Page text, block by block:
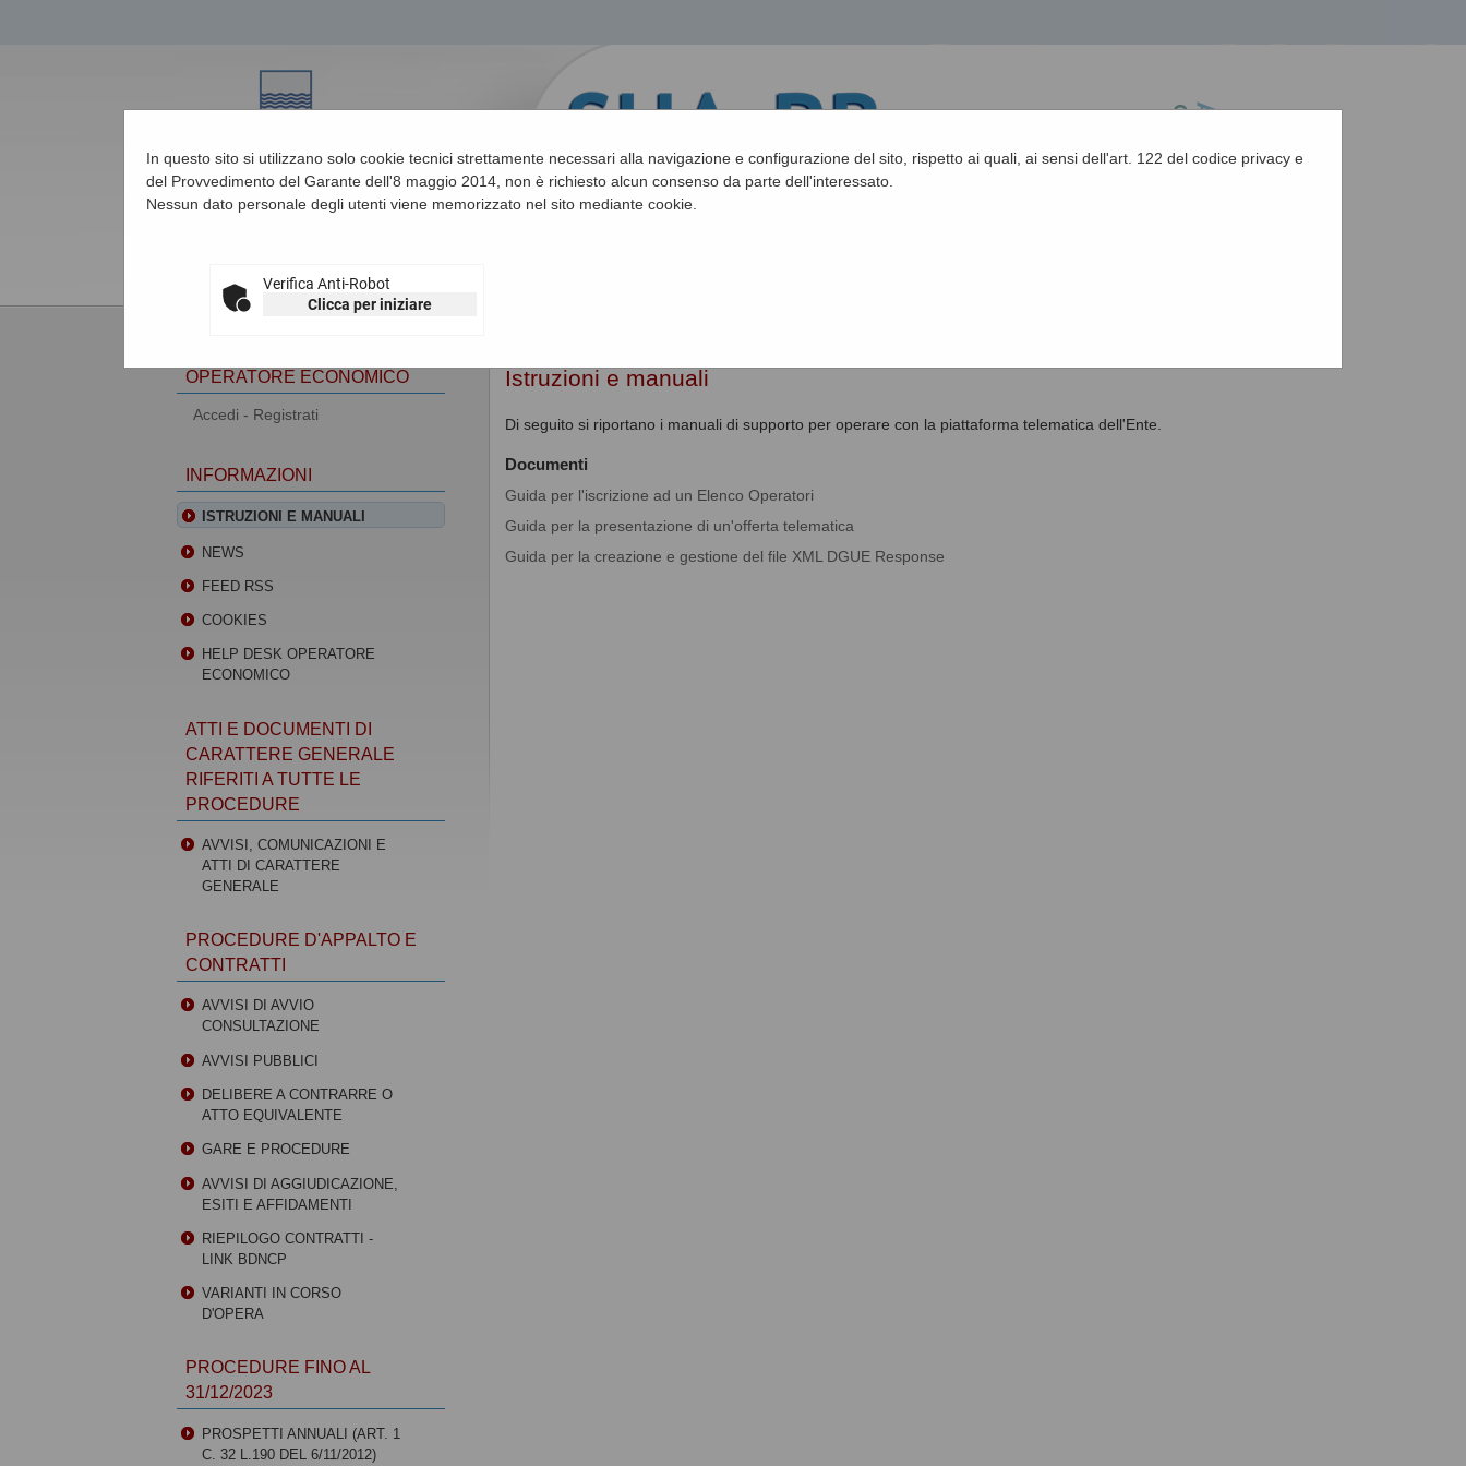
In questo sito si utilizzano solo cookie tecnici strettamente necessari alla navigazione e configurazione del sito, rispetto ai quali, ai sensi dell'art. 122 del codice privacy e
del Provvedimento del Garante dell'8 maggio 2014, non è richiesto alcun consenso da parte dell'interessato.
Nessun dato personale degli utenti viene memorizzato nel sito mediante cookie.
Verifica Anti-Robot
Clicca per iniziare
Istruzioni e manuali
Di seguito si riportano i manuali di supporto per operare con la piattaforma telematica dell'Ente.
Documenti
Guida per l'iscrizione ad un Elenco Operatori
Guida per la presentazione di un'offerta telematica
Guida per la creazione e gestione del file XML DGUE Response
OPERATORE ECONOMICO
Accedi - Registrati
INFORMAZIONI
ISTRUZIONI E MANUALI
NEWS
FEED RSS
COOKIES
HELP DESK OPERATORE
ECONOMICO
ATTI E DOCUMENTI DI
CARATTERE GENERALE
RIFERITI A TUTTE LE
PROCEDURE
AVVISI, COMUNICAZIONI E
ATTI DI CARATTERE
GENERALE
PROCEDURE D'APPALTO E
CONTRATTI
AVVISI DI AVVIO
CONSULTAZIONE
AVVISI PUBBLICI
DELIBERE A CONTRARRE O
ATTO EQUIVALENTE
GARE E PROCEDURE
AVVISI DI AGGIUDICAZIONE,
ESITI E AFFIDAMENTI
RIEPILOGO CONTRATTI -
LINK BDNCP
VARIANTI IN CORSO
D'OPERA
PROCEDURE FINO AL
31/12/2023
PROSPETTI ANNUALI (ART. 1
C. 32 L.190 DEL 6/11/2012)